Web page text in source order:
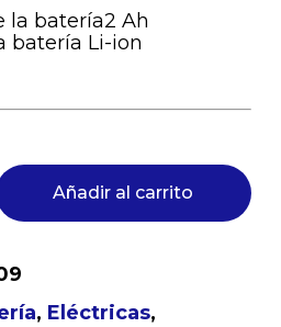
la batería2 Ah
batería Li-ion
Añadir al carrito
, Eléctricas,